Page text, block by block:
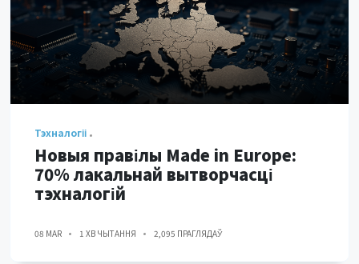
Тэхналогіі
Новыя правілы Made in Europe:
70% лакальнай вытворчасці
тэхналогій
08 MAR 1 ХВ ЧЫТАННЯ 2,095 ПРАГЛЯДАЎ